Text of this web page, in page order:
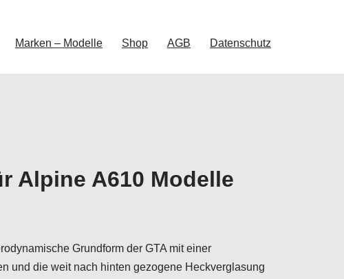
Marken – Modelle Shop AGB Datenschutz
Alpine A610 Modelle
Grundform der GTA mit einer
und die weit nach hinten gezogene Heckverglasung